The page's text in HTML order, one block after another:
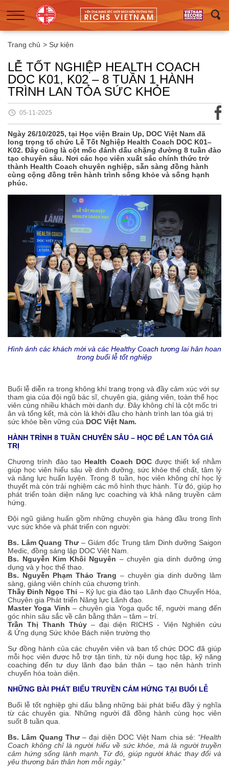
Trang chủ > Sự kiện
LỄ TỐT NGHIỆP HEALTH COACH
DOC K01, K02 – 8 TUẦN 1 HÀNH
TRÌNH LAN TỎA SỨC KHỎE
05-11-2025
Ngày 26/10/2025, tại Học viện Brain Up, DOC Việt Nam đã
long trọng tổ chức Lễ Tốt Nghiệp Health Coach DOC K01–
K02. Đây cũng là cột mốc đánh dấu chặng đường 8 tuần đào
tạo chuyên sâu. Nơi các học viên xuất sắc chính thức trở
thành Health Coach chuyên nghiệp, sẵn sàng đồng hành
cùng cộng đồng trên hành trình sống khỏe và sống hạnh
phúc.
Hình ảnh các khách mời và các Healthy Coach tương lai hân hoan
trong buổi lễ tốt nghiệp
Buổi lễ diễn ra trong không khí trang trọng và đầy cảm xúc với sự
tham gia của đội ngũ bác sĩ, chuyên gia, giảng viên, toàn thể học
viên cùng nhiều khách mời danh dự. Đây không chỉ là cột mốc tri
ân và tổng kết, mà còn là khởi đầu cho hành trình lan tỏa giá trị
sức khỏe bền vững của DOC Việt Nam.
HÀNH TRÌNH 8 TUẦN CHUYÊN SÂU – HỌC ĐỂ LAN TỎA GIÁ
TRỊ
Chương trình đào tạo Health Coach DOCđược thiết kế nhằm
giúp học viên hiểu sâu về dinh dưỡng, sức khỏe thể chất, tâm lý
và năng lực huấn luyện. Trong 8 tuần, học viên không chỉ học lý
thuyết mà còn trải nghiệm các mô hình thực hành. Từ đó, giúp họ
phát triển toàn diện năng lực coaching và khả năng truyền cảm
hứng.
Đội ngũ giảng huấn gồm những chuyên gia hàng đầu trong lĩnh
vực sức khỏe và phát triển con người:
Bs. Lâm Quang Thư – Giám đốc Trung tâm Dinh dưỡng Saigon
Medic, đồng sáng lập DOC Việt Nam.
Bs. Nguyễn Kim Khôi Nguyên – chuyên gia dinh dưỡng ứng
dụng và y học thể thao.
Bs. Nguyễn Phạm Thảo Trang – chuyên gia dinh dưỡng lâm
sàng, giảng viên chính của chương trình.
Thầy Đinh Ngọc Thi – Kỷ lục gia đào tạo Lãnh đạo Chuyển Hóa,
Chuyên gia Phát triển Năng lực Lãnh đạo.
Master Yoga Vinh – chuyên gia Yoga quốc tế, người mang đến
góc nhìn sâu sắc về cân bằng thân – tâm – trí.
Trần Thị Thanh Thủy – đại diện RICHS - Viện Nghiên cứu
& Ứng dụng Sức khỏe Bách niên trường thọ
Sự đồng hành của các chuyên viên và ban tổ chức DOC đã giúp
mỗi học viên được hỗ trợ tận tình, từ nội dung học tập, kỹ năng
coaching đến tư duy lãnh đạo bản thân – tạo nên hành trình
chuyển hóa toàn diện.
NHỮNG BÀI PHÁT BIỂU TRUYỀN CẢM HỨNG TẠI BUỔI LỄ
Buổi lễ tốt nghiệp ghi dấu bằng những bài phát biểu đầy ý nghĩa
từ các chuyên gia. Những người đã đồng hành cùng học viên
suốt 8 tuần qua.
Bs. Lâm Quang Thư– đại diện DOC Việt Nam chia sẻ: “Health
Coach không chỉ là người hiểu về sức khỏe, mà là người truyền
cảm hứng sống lành mạnh. Từ đó, giúp người khác thay đổi và
yêu thương bản thân hơn mỗi ngày.”